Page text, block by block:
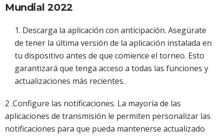
Mundial 2022
Descarga la aplicación con anticipación. Asegúrate
de tener la última versión de la aplicación instalada en
tu dispositivo antes de que comience el torneo. Esto
garantizará que tenga acceso a todas las funciones y
actualizaciones más recientes.
2 .Configure las notificaciones. La mayoría de las
aplicaciones de transmisión le permiten personalizar las
notificaciones para que pueda mantenerse actualizado